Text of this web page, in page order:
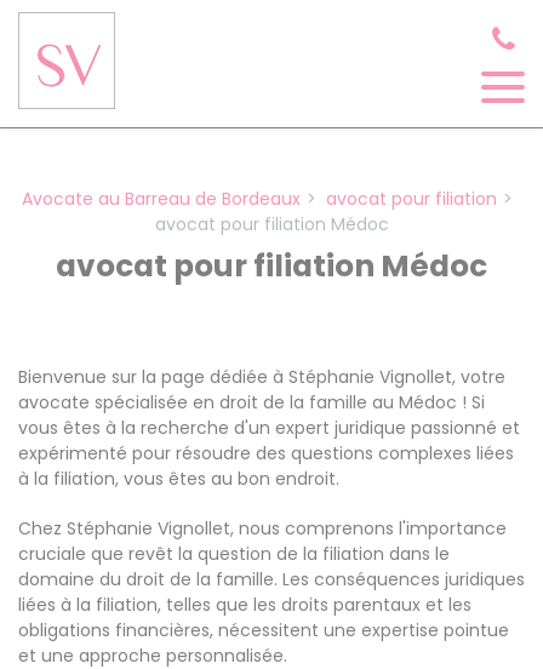
Avocate au Barreau de Bordeaux
avocat pour filiation
avocat pour filiation Médoc
avocat pour filiation Médoc
Bienvenue sur la page dédiée à Stéphanie Vignollet, votre
avocate spécialisée en droit de la famille au Médoc ! Si
vous êtes à la recherche d'un expert juridique passionné et
expérimenté pour résoudre des questions complexes liées
à la filiation, vous êtes au bon endroit.
Chez Stéphanie Vignollet, nous comprenons l'importance
cruciale que revêt la question de la filiation dans le
domaine du droit de la famille. Les conséquences juridiques
liées à la filiation, telles que les droits parentaux et les
obligations financières, nécessitent une expertise pointue
et une approche personnalisée.
Panneau de gestion des cookies